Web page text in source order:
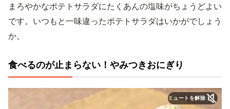
まろやかなポテトサラダにたくあんの塩味がちょうどよい
です。いつもと一味違ったポテトサラダはいかがでしょう
か。
食べるのが止まらない！やみつきおにぎり
ミュートを解除